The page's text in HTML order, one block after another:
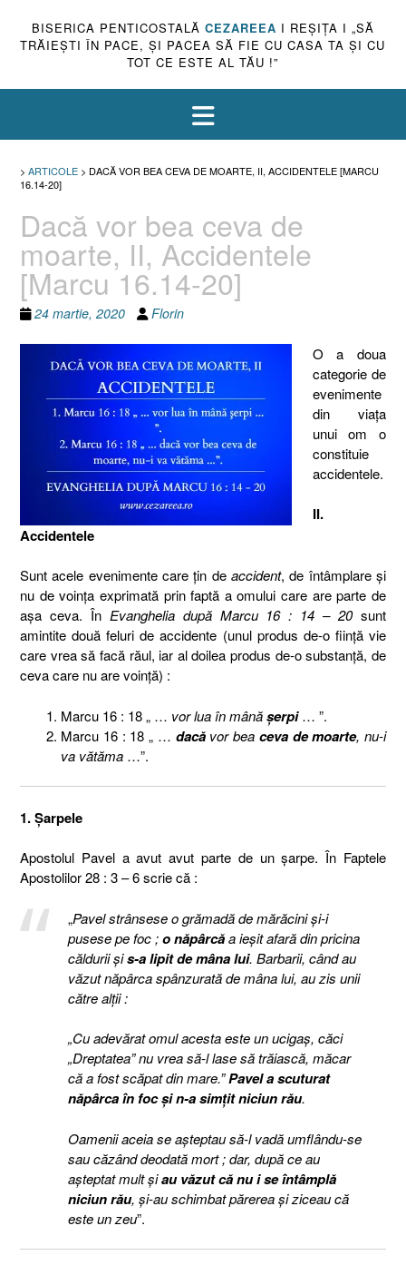
BISERICA PENTICOSTALĂ CEZAREEA I REŞIŢA I „SĂ
TRĂIEŞTI ÎN PACE, ŞI PACEA SĂ FIE CU CASA TA ŞI CU
TOT CE ESTE AL TĂU !”
> ARTICOLE > DACĂ VOR BEA CEVA DE MOARTE, II, ACCIDENTELE [MARCU
16.14-20]
Dacă vor bea ceva de
moarte, II, Accidentele
[Marcu 16.14-20]
24 martie, 2020 Florin
O a doua
categorie de
evenimente
din viaţa
unui om o
constituie
accidentele.
II.
Accidentele
Sunt acele evenimente care ţin de accident, de întâmplare şi
nu de voinţa exprimată prin faptă a omului care are parte de
aşa ceva. În Evanghelia după Marcu 16 : 14 – 20sunt
amintite două feluri de accidente (unul produs de-o fiinţă vie
care vrea să facă răul, iar al doilea produs de-o substanţă, de
ceva care nu are voinţă) :
Marcu 16 : 18 „ … vor lua în mânăşerpi… ”.
Marcu 16 : 18 „ … dacăvor bea ceva de moarte, nu-i
va vătăma …”.
1. Şarpele
Apostolul Pavel a avut avut parte de un şarpe. În Faptele
Apostolilor 28 : 3 – 6 scrie că :
„Pavel strânsese o grămadă de mărăcini şi-i
pusese pe foc ;o năpârcăa ieşit afară din pricina
căldurii şis-a lipit de mâna lui. Barbarii, când au
văzut năpârca spânzurată de mâna lui, au zis unii
către alţii :
„Cu adevărat omul acesta este un ucigaş, căci
„Dreptatea” nu vrea să-l lase să trăiască, măcar
că a fost scăpat din mare.”Pavel a scuturat
năpârca în foc şi n-a simţit niciun rău.
Oamenii aceia se aşteptau să-l vadă umflându-se
sau căzând deodată mort ; dar, după ce au
aşteptat mult şiau văzut că nu i se întâmplă
niciun rău, şi-au schimbat părerea şi ziceau că
este un zeu”.